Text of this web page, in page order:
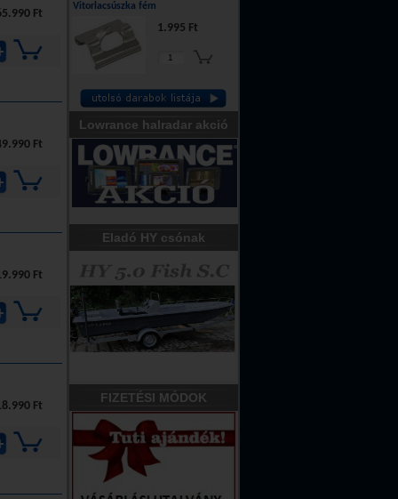
Ft
Ft
Ft
Ft
Vitorlacsúszka fém
1.995 Ft
Lowrance halradar akció
Eladó HY csónak
FIZETÉSI MÓDOK